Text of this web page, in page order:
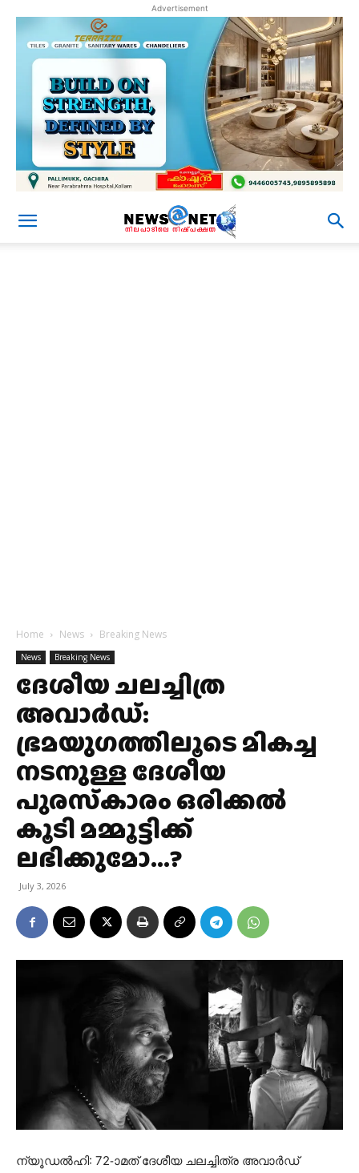
Advertisement
Home News Breaking News
News Breaking News
ദേശീയ ചലച്ചിത്ര
അവാര്‍ഡ്:
ഭ്രമയുഗത്തിലൂടെ മികച്ച
നടനുള്ള ദേശീയ
പുരസ്‌കാരം ഒരിക്കല്‍
കൂടി മമ്മൂട്ടിക്ക്
ലഭിക്കുമോ…?
July 3, 2026
ന്യൂഡല്‍ഹി: 72-ാമത് ദേശീയ ചലച്ചിത്ര അവാര്‍ഡ്